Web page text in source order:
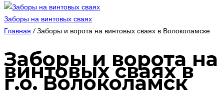
Заборы на винтовых сваях
Главная / Заборы и ворота на винтовых сваях в Волоколамске
Заборы и ворота на
винтовых сваях в
г.о. Волоколамск